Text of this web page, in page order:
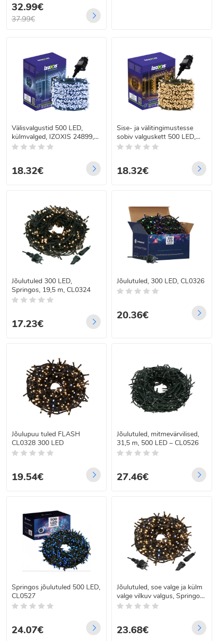
32.99€
37.99€
Välisvalgustid 500 LED,
külmvalged, IZOXIS 24899,
35 m
18.32€
Sise- ja välitingimustesse
sobiv valguskett 500 LED,
soe valge, IZOXIS 24898, 35
18.32€
Jõulutuled 300 LED,
Springos, 19,5 m, CL0324
17.23€
Jõulutuled, 300 LED, CL0326
20.36€
Jõulupuu tuled FLASH
CL0328 300 LED
19.54€
Jõulutuled, mitmevärvilised,
31,5 m, 500 LED – CL0526
27.46€
Springos jõulutuled 500 LED,
CL0527
24.07€
Jõulutuled, soe valge ja külm
valge vilkuv valgus, Springos
CL0528, 500 LED, 30 m
23.68€